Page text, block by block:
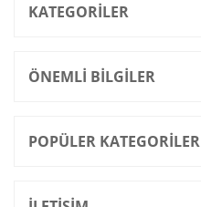
KATEGORİLER
ÖNEMLİ BİLGİLER
POPÜLER KATEGORİLER